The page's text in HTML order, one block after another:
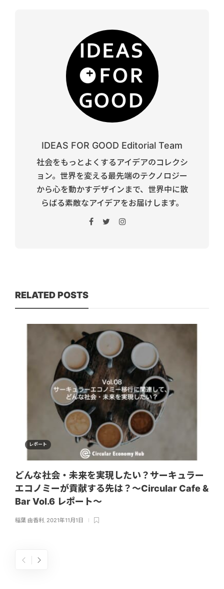
IDEAS FOR GOOD Editorial Team
社会をもっとよくするアイデアのコレクシ
ョン。世界を変える最先端のテクノロジー
から心を動かすデザインまで、世界中に散
らばる素敵なアイデアをお届けします。
RELATED POSTS
レポート
どんな社会・未来を実現したい？サーキュラー
エコノミーが貢献する先は？〜Circular Cafe &
Bar Vol.6 レポート〜
稲葉 由香利, 2021年11月1日